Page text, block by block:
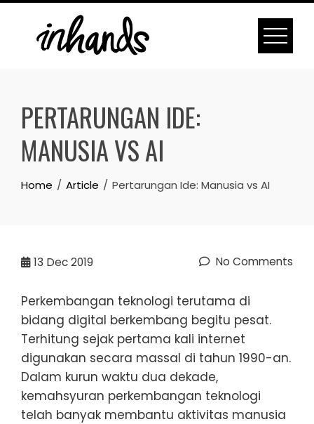
Skip
content
PERTARUNGAN IDE:
MANUSIA VS AI
Home Article Pertarungan Ide: Manusia vs AI
13 Dec 2019 No Comments
Perkembangan teknologi terutama di
bidang digital berkembang begitu pesat.
Terhitung sejak pertama kali internet
digunakan secara massal di tahun 1990-an.
Dalam kurun waktu dua dekade,
kemahsyuran perkembangan teknologi
telah banyak membantu aktivitas manusia